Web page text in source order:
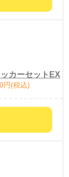
カーセットEX
円(税込)